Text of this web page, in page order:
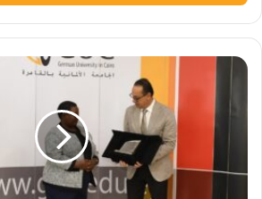
رئيسة
أوغندا
الجامعة
الألمانية
في